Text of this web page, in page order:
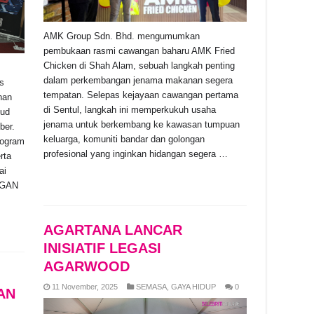
AMK Group Sdn. Bhd. mengumumkan
pembukaan rasmi cawangan baharu AMK Fried
Chicken di Shah Alam, sebuah langkah penting
dalam perkembangan jenama makanan segera
tempatan. Selepas kejayaan cawangan pertama
di Sentul, langkah ini memperkukuh usaha
jenama untuk berkembang ke kawasan tumpuan
keluarga, komuniti bandar dan golongan
profesional yang inginkan hidangan segera …
AGARTANA LANCAR
INISIATIF LEGASI
AGARWOOD
11 November, 2025 SEMASA GAYA HIDUP 0